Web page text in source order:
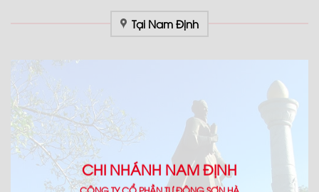
Tại Nam Định
CHI NHÁNH NAM ĐỊNH